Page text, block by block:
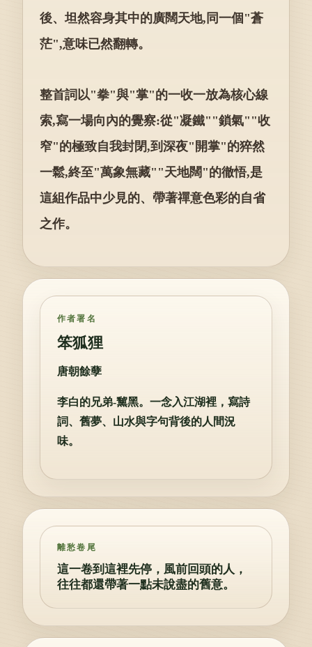
後、坦然容身其中的廣闊天地,同一個"蒼
茫",意味已然翻轉。
整首詞以"拳"與"掌"的一收一放為核心線
索,寫一場向內的覺察:從"凝鐵""鎖氣""收
窄"的極致自我封閉,到深夜"開掌"的猝然
一鬆,終至"萬象無藏""天地闊"的徹悟,是
這組作品中少見的、帶著禪意色彩的自省
之作。
作者署名
笨狐狸
唐朝餘孽
李白的兄弟-黧黑。一念入江湖裡，寫詩
詞、舊夢、山水與字句背後的人間況
味。
離愁卷尾
這一卷到這裡先停，風前回頭的人，
往往都還帶著一點未說盡的舊意。